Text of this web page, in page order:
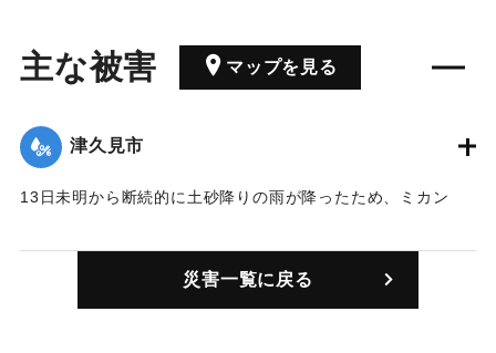
主な被害 マップを見る
津久見市
13日未明から断続的に土砂降りの雨が降ったため、ミカン
浸水71戸などの被害が出た。
災害一覧に戻る